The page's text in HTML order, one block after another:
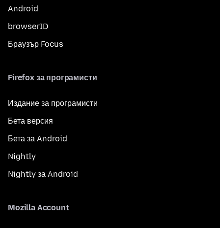
Android
browserID
Браузър Focus
Firefox за програмисти
Издание за програмисти
Бета версия
Бета за Android
Nightly
Nightly за Android
Mozilla Account